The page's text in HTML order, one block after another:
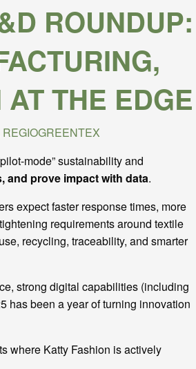
ROUNDUP:
THE EDGE
REGIOGREENTEX
mode” sustainability and
and prove impact with data.
expect faster response times, more
requirements around textile
recycling, traceability, and smarter
strong digital capabilities (including
has been a year of turning innovation
where Katty Fashion is actively